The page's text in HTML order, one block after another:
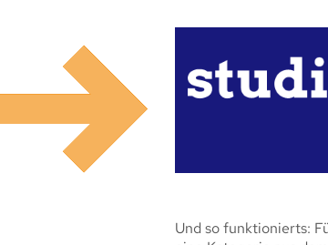
Und so funktionierts: